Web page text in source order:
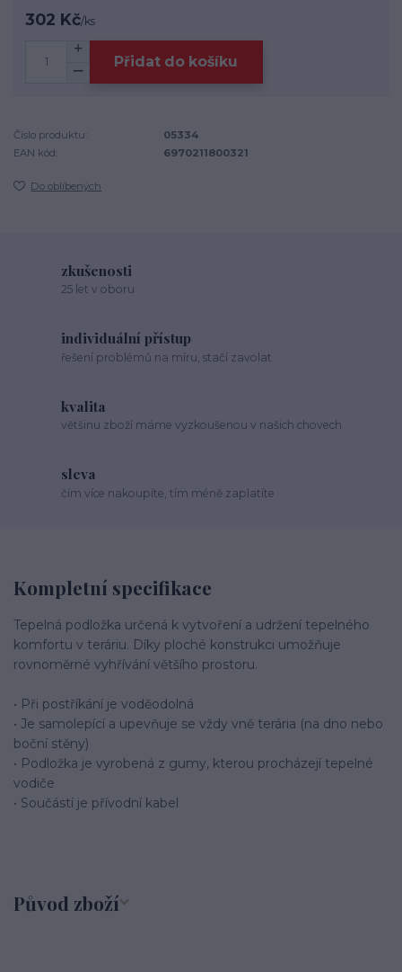
302 Kč/ks
Přidat do košíku
Číslo produktu:
05334
EAN kód:
6970211800321
Do oblíbených
zkušenosti
25 let v oboru
individuální přístup
řešení problémů na míru, stačí zavolat
kvalita
většinu zboží máme vyzkoušenou v našich chovech
sleva
čím více nakoupíte, tím méně zaplatíte
Kompletní specifikace
Tepelná podložka určená k vytvoření a udržení tepelného
komfortu v teráriu. Díky ploché konstrukci umožňuje
rovnoměrné vyhřívání většího prostoru.
• Při postříkání je voděodolná
• Je samolepící a upevňuje se vždy vně terária (na dno nebo
boční stěny)
• Podložka je vyrobená z gumy, kterou procházejí tepelné
vodiče
• Součástí je přívodní kabel
Původ zboží